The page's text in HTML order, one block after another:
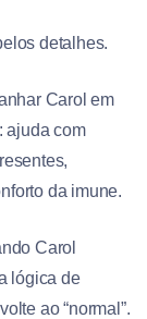
detalhes.
Carol em
ajuda com
da imune.
Carol
lógica de
ao “normal”.